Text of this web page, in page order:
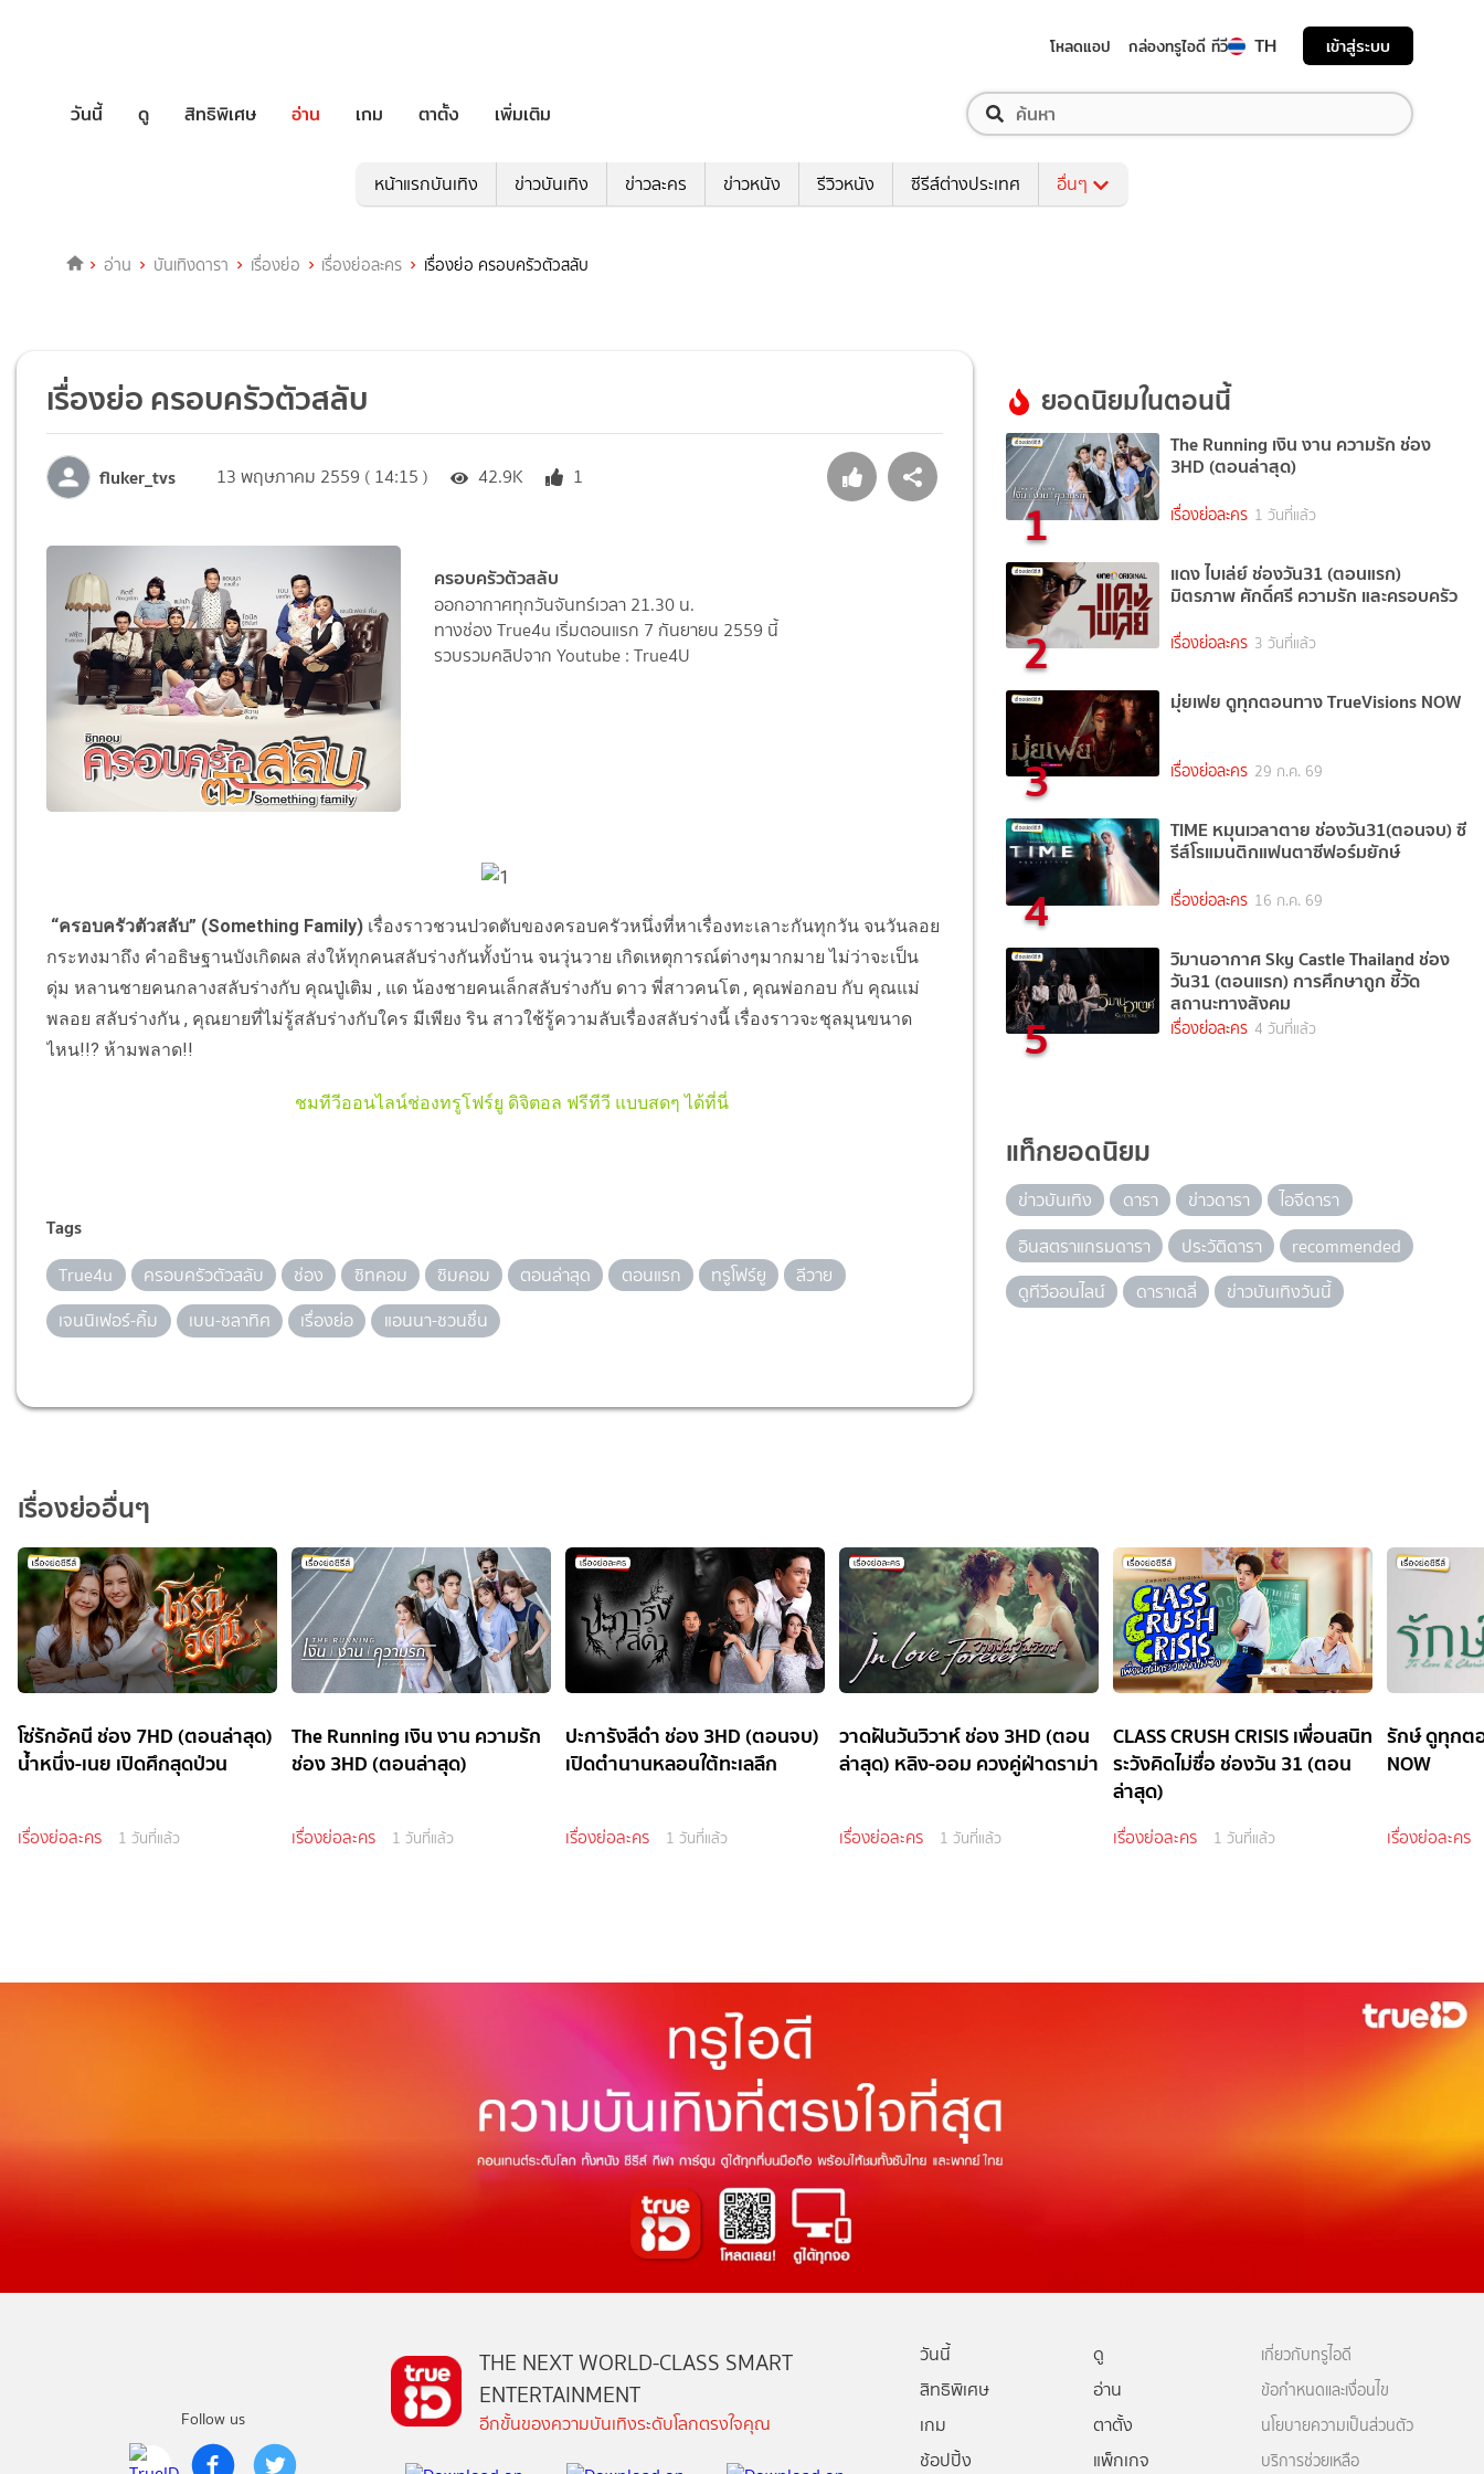
โหลดแอป กล่องทรูไอดี ทีวี TH เข้าสู่ระบบ
วันนี้ ดู สิทธิพิเศษ อ่าน เกม ตาตั้ง เพิ่มเติม
หน้าแรกบันเทิง ข่าวบันเทิง ข่าวละคร ข่าวหนัง รีวิวหนัง ซีรีส์ต่างประเทศ อื่นๆ
อ่าน บันเทิงดารา เรื่องย่อ เรื่องย่อละคร เรื่องย่อ ครอบครัวตัวสลับ
เรื่องย่อ ครอบครัวตัวสลับ
fluker_tvs 13 พฤษภาคม 2559 ( 14:15 ) 42.9K 1
ครอบครัวตัวสลับ
ออกอากาศทุกวันจันทร์เวลา 21.30 น.
ทางช่อง True4u เริ่มตอนแรก 7 กันยายน 2559 นี้
รวบรวมคลิปจาก Youtube : True4U
“ครอบครัวตัวสลับ” (Something Family) เรื่องราวชวนปวดตับของครอบครัวหนึ่งที่หาเรื่องทะเลาะกันทุกวัน จนวันลอย
กระทงมาถึง คำอธิษฐานบังเกิดผล ส่งให้ทุกคนสลับร่างกันทั้งบ้าน จนวุ่นวาย เกิดเหตุการณ์ต่างๆมากมาย ไม่ว่าจะเป็น
ดุ่ม หลานชายคนกลางสลับร่างกับ คุณปู่เติม , แด น้องชายคนเล็กสลับร่างกับ ดาว พี่สาวคนโต , คุณพ่อกอบ กับ คุณแม่
พลอย สลับร่างกัน , คุณยายที่ไม่รู้สลับร่างกับใคร มีเพียง ริน สาวใช้รู้ความลับเรื่องสลับร่างนี้ เรื่องราวจะชุลมุนขนาด
ไหน!!? ห้ามพลาด!!
ชมทีวีออนไลน์ช่องทรูโฟร์ยู ดิจิตอล ฟรีทีวี แบบสดๆ ได้ที่นี่
Tags
True4u ครอบครัวตัวสลับ ช่อง ซิทคอม ซิมคอม ตอนล่าสุด ตอนแรก ทรูโฟร์ยู
ลีวาย
เจนนิเฟอร์-คิ้ม
เบน-ชลาทิศ เรื่องย่อ แอนนา-ชวนชื่น
ยอดนิยมในตอนนี้
1
The Running เงิน งาน ความรัก ช่อง
3HD (ตอนล่าสุด)
เรื่องย่อละคร 1 วันที่แล้ว
2
แดง ไบเล่ย์ ช่องวัน31 (ตอนแรก)
มิตรภาพ ศักดิ์ศรี ความรัก และครอบครัว
เรื่องย่อละคร 3 วันที่แล้ว
3
มุ่ยเฟย ดูทุกตอนทาง TrueVisions NOW
เรื่องย่อละคร 29 ก.ค. 69
4
TIME หมุนเวลาตาย ช่องวัน31(ตอนจบ) ซี
รีส์โรแมนติกแฟนตาซีฟอร์มยักษ์
เรื่องย่อละคร 16 ก.ค. 69
5
วิมานอากาศ Sky Castle Thailand ช่อง
วัน31 (ตอนแรก) การศึกษาถูก ชี้วัด
สถานะทางสังคม
เรื่องย่อละคร 4 วันที่แล้ว
แท็กยอดนิยม
ข่าวบันเทิง ดารา ข่าวดารา
ไอจีดารา
อินสตราแกรมดารา
ประวัติดารา
recommended
ดูทีวีออนไลน์
ดาราเดลี่ ข่าวบันเทิงวันนี้
เรื่องย่ออื่นๆ
โซ่รักอัคนี ช่อง 7HD (ตอนล่าสุด)
น้ำหนึ่ง-เนย เปิดศึกสุดป่วน
เรื่องย่อละคร 1 วันที่แล้ว
The Running เงิน งาน ความรัก
ช่อง 3HD (ตอนล่าสุด)
เรื่องย่อละคร 1 วันที่แล้ว
ปะการังสีดำ ช่อง 3HD (ตอนจบ)
เปิดตำนานหลอนใต้ทะเลลึก
เรื่องย่อละคร 1 วันที่แล้ว
วาดฝันวันวิวาห์ ช่อง 3HD (ตอน
ล่าสุด) หลิง-ออม ควงคู่ฝ่าดราม่า
เรื่องย่อละคร 1 วันที่แล้ว
CLASS CRUSH CRISIS เพื่อนสนิท
ระวังคิดไม่ซื่อ ช่องวัน 31 (ตอน
ล่าสุด)
เรื่องย่อละคร 1 วันที่แล้ว
รักษ์ ดูทุกต
NOW
เรื่องย่อละคร
Follow us
THE NEXT WORLD-CLASS SMART
ENTERTAINMENT
อีกขั้นของความบันเทิงระดับโลกตรงใจคุณ
วันนี้
ดู
สิทธิพิเศษ
อ่าน
เกม
ตาตั้ง
ช้อปปิ้ง
แพ็กเกจ
เกี่ยวกับทรูไอดี
ข้อกำหนดและเงื่อนไข
นโยบายความเป็นส่วนตัว
บริการช่วยเหลือ